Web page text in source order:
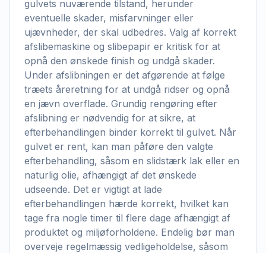
gulvets nuværende tilstand, herunder
eventuelle skader, misfarvninger eller
ujævnheder, der skal udbedres. Valg af korrekt
afslibemaskine og slibepapir er kritisk for at
opnå den ønskede finish og undgå skader.
Under afslibningen er det afgørende at følge
træets åreretning for at undgå ridser og opnå
en jævn overflade. Grundig rengøring efter
afslibning er nødvendig for at sikre, at
efterbehandlingen binder korrekt til gulvet. Når
gulvet er rent, kan man påføre den valgte
efterbehandling, såsom en slidstærk lak eller en
naturlig olie, afhængigt af det ønskede
udseende. Det er vigtigt at lade
efterbehandlingen hærde korrekt, hvilket kan
tage fra nogle timer til flere dage afhængigt af
produktet og miljøforholdene. Endelig bør man
overveje regelmæssig vedligeholdelse, såsom